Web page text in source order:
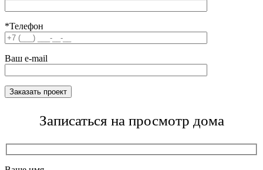
*Телефон
Ваш e-mail
Записаться на просмотр дома